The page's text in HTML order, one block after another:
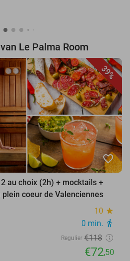
Le Palma Room
39%
favorite_border
au choix (2h) + mocktails +
coeur de Valenciennes
10 star
0 min. directions_walk
Regulier €118
€72,50